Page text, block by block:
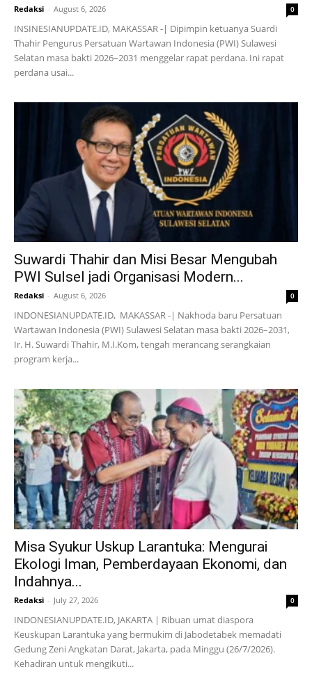
Redaksi - August 6, 2026 0
INSINESIANUPDATE.ID, MAKASSAR -| Dipimpin ketuanya Suardi
Thahir Pengurus Persatuan Wartawan Indonesia (PWI) Sulawesi
Selatan masa bakti 2026–2031 menggelar rapat perdana. Ini rapat
perdana usai...
Suwardi Thahir dan Misi Besar Mengubah
PWI Sulsel jadi Organisasi Modern...
Redaksi - August 6, 2026 0
INDONESIANUPDATE.ID, MAKASSAR -| Nakhoda baru Persatuan
Wartawan Indonesia (PWI) Sulawesi Selatan masa bakti 2026–2031,
Ir. H. Suwardi Thahir, M.I.Kom, tengah merancang serangkaian
program kerja...
Misa Syukur Uskup Larantuka: Mengurai
Ekologi Iman, Pemberdayaan Ekonomi, dan
Indahnya...
Redaksi - July 27, 2026 0
INDONESIANUPDATE.ID, JAKARTA | Ribuan umat diaspora
Keuskupan Larantuka yang bermukim di Jabodetabek memadati
Gedung Zeni Angkatan Darat, Jakarta, pada Minggu (26/7/2026).
Kehadiran untuk mengikuti...